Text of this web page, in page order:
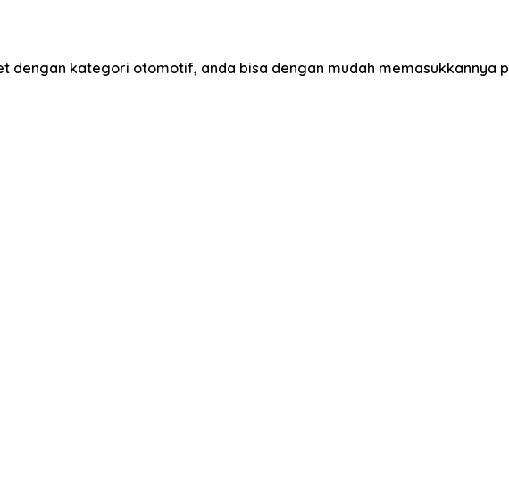
dengan kategori otomotif, anda bisa dengan mudah memasukkannya